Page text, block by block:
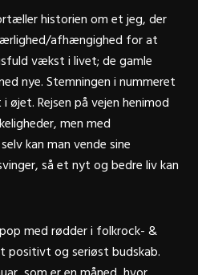
historien omet jeg, der
afhængighed for at
vækst i livet; de gamle
nye. Stemningen i nummeret
øjet. Rejsen på vejen henimod
men med
kan man vende sine
, så et nyt og bedre liv kan
med rødder i folkrock- &
positivt og seriøst budskab.